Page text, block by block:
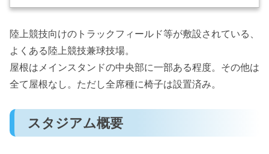
陸上競技向けのトラックフィールド等が敷設されている、
よくある陸上競技兼球技場。
屋根はメインスタンドの中央部に一部ある程度。その他は
全て屋根なし。ただし全席種に椅子は設置済み。
スタジアム概要